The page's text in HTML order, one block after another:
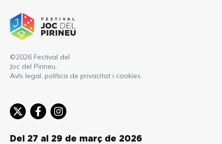
©2026 Festival del
Joc del Pirineu.
Avís legal, política de privacitat i cookies.
Del 27 al 29 de març de 2026